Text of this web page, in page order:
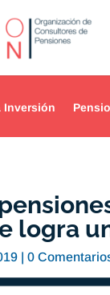
Inversión
logra
|0